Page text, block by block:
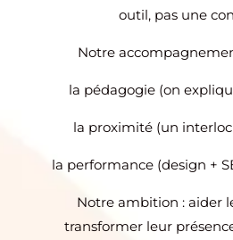
outil, pas une
Notre
la pédagogie (on
la proximité (un
la performance (design +
Notre ambition : aider
transformer leur